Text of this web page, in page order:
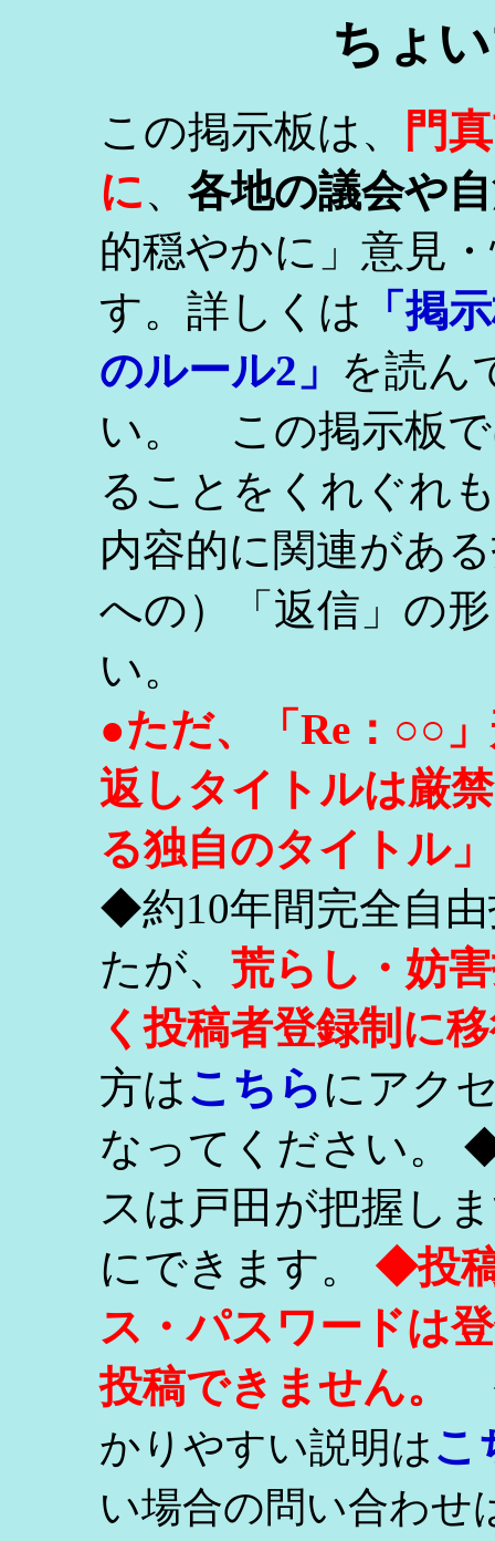
ちょ
この掲示板は、
門
に、 各地の議会や
的穏やかに」意見
す。詳しくは
「掲
のルール2」 を読ん
い。 この掲示板で
ることをくれぐれ
内容的に関連があ
への）「返信」の
い。
●ただ、「Re：○○
返しタイトルは厳
る独自のタイトル
◆約10年間完全自
たが、 荒らし・妨
く投稿者登録制に
方はこちらにアク
なってください。
スは戸田が把握し
にできます。 ◆投
ス・パスワードは
投稿できません。
かりやすい説明はこ
い場合の問い合わせ